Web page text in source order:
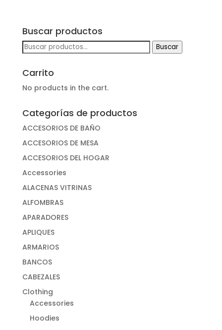
Buscar productos
Buscar
por:
Buscar
Carrito
No products in the cart.
Categorías de productos
ACCESORIOS DE BAÑO
ACCESORIOS DE MESA
ACCESORIOS DEL HOGAR
Accessories
ALACENAS VITRINAS
ALFOMBRAS
APARADORES
APLIQUES
ARMARIOS
BANCOS
CABEZALES
Clothing
Accessories
Hoodies